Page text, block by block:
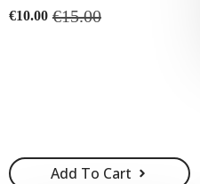
€15.00
Original
€10.00
Current
Add To Cart